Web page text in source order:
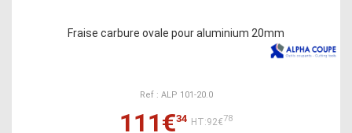
Fraise carbure ovale pour aluminium 20mm
Ref : ALP 101-20.0
111€34 HT:92€78